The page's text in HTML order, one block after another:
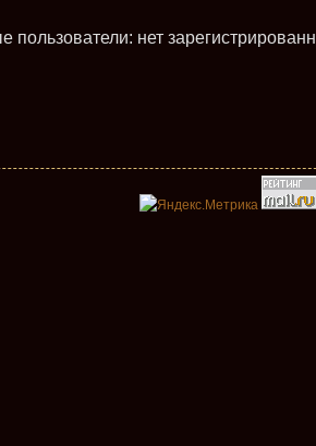
пользователи: нет